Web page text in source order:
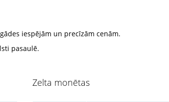
iespējām un precīzām cenām.
pasaulē.
Zelta monētas